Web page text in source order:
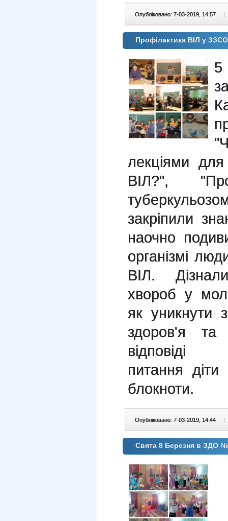
Опубліковано: 7-03-2019, 14:57 |
Профілактика ВІЛ у
лекціями
ВІЛ?",
закріпили
наочно
організмі
ВІЛ.
хвороб у
як уникнути
здоров'я
питання
блокноти.
Опубліковано: 7-03-2019, 14:44 |
Свята 8 Березня в ЗДО